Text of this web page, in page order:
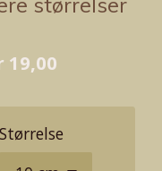
19,00
Størrelse